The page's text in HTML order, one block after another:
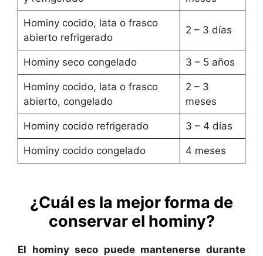
Hominy cocido, lata o frasco
abierto refrigerado
2 – 3 días
Hominy seco congelado 3 – 5 años
Hominy cocido, lata o frasco
abierto, congelado
2 – 3
meses
Hominy cocido refrigerado 3 – 4 días
Hominy cocido congelado 4 meses
¿Cuál es la mejor forma de
conservar el hominy?
El hominy seco puede mantenerse durante